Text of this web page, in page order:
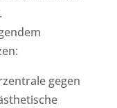
gegen